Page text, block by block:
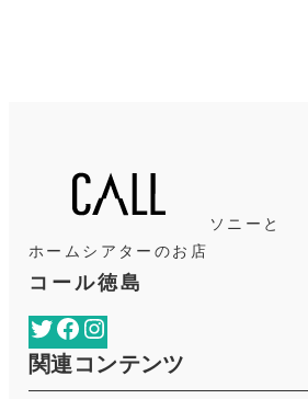
ソニーと
ホームシアターのお店
コール徳島
TwitterFacebook
関連コンテンツ